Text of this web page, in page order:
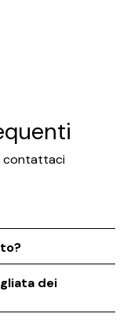
contattaci
dei